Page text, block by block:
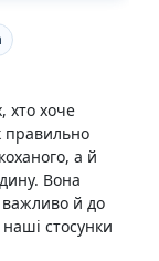
хто хоче
правильно
а й
Вона
й до
стосунки